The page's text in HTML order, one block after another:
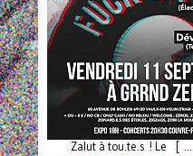
Zalut à tou.te.s ! Le [